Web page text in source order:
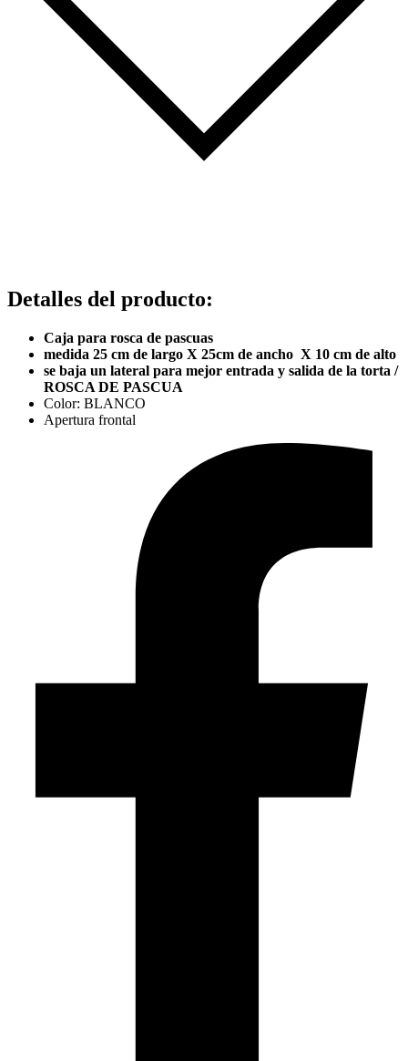
Detalles del producto:
Caja para rosca de pascuas
medida 25 cm de largo X 25cm de ancho X 10 cm de alto
se baja un lateral para mejor entrada y salida de la torta /
ROSCA DE PASCUA
Color: BLANCO
Apertura frontal